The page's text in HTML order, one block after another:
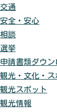
交通
安全・安心
相談
選挙
申請書類ダウン
観光・文化・ス
観光スポット
観光情報